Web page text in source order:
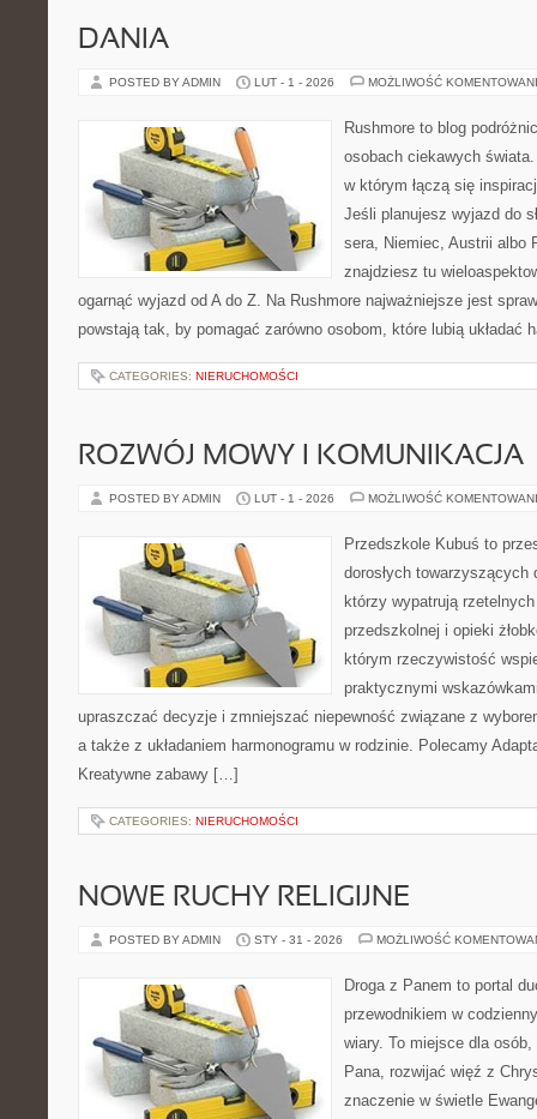
DANIA
POSTED BY ADMIN LUT - 1 - 2026 MOŻLIWOŚĆ
Rushmore to blog
osobach ciekawych
w którym łączą się
Jeśli planujesz wyjazd do
sera, Niemiec, Austrii albo
znajdziesz tu
ogarnąć wyjazd od A do Z. Na Rushmore najważniejsze jest
powstają tak, by pomagać zarówno osobom, które lubią układać
CATEGORIES: NIERUCHOMOŚCI
ROZWÓJ MOWY I KOMUNIKACJA
POSTED BY ADMIN LUT - 1 - 2026 MOŻLIWOŚĆ
Przedszkole Kubuś to
dorosłych
którzy wypatrują
przedszkolnej i opieki
którym rzeczywistość
praktycznymi
upraszczać decyzje i zmniejszać niepewność związane z
a także z układaniem harmonogramu w rodzinie. Polecamy
Kreatywne zabawy […]
CATEGORIES: NIERUCHOMOŚCI
NOWE RUCHY RELIGIJNE
POSTED BY ADMIN STY - 31 - 2026 MOŻLIWOŚĆ
Droga z Panem to portal
przewodnikiem w
wiary. To miejsce dla
Pana, rozwijać więź z
znaczenie w świetle